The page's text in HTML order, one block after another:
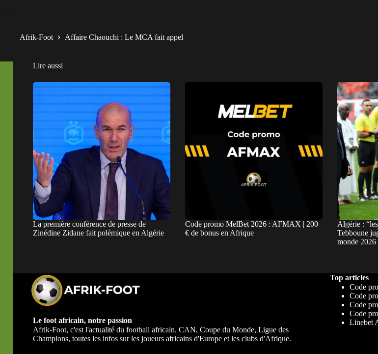
Afrik-Foot Affaire Chaouchi : Le MCA fait appel
Lire aussi
La première conférence de presse de
Zinédine Zidane fait polémique en Algérie
Code promo MelBet 2026 : AFMAX | 200
€ de bonus en Afrique
Algérie :
Tebboune
monde 2026
Le foot africain, notre passion
Afrik-Foot, c'est l'actualité du football africain. CAN, Coupe du Monde, Ligue des
Champions, toutes les infos sur les joueurs africains d'Europe et les clubs d'Afrique.
Top articles
Code
Code
Code
Code
Linebet